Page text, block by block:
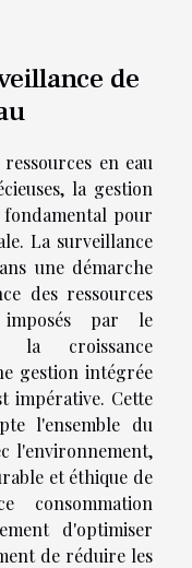
de
en eau
la gestion
pour
La surveillance
une démarche
des ressources
par le
la croissance
gestion intégrée
impérative. Cette
l'ensemble du
l'environnement,
et éthique de
consommation
d'optimiser
de réduire les